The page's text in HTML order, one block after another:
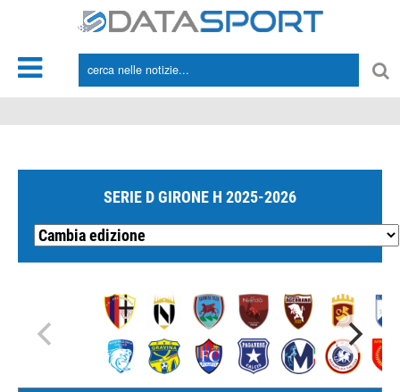
SERIE D GIRONE H 2025-2026